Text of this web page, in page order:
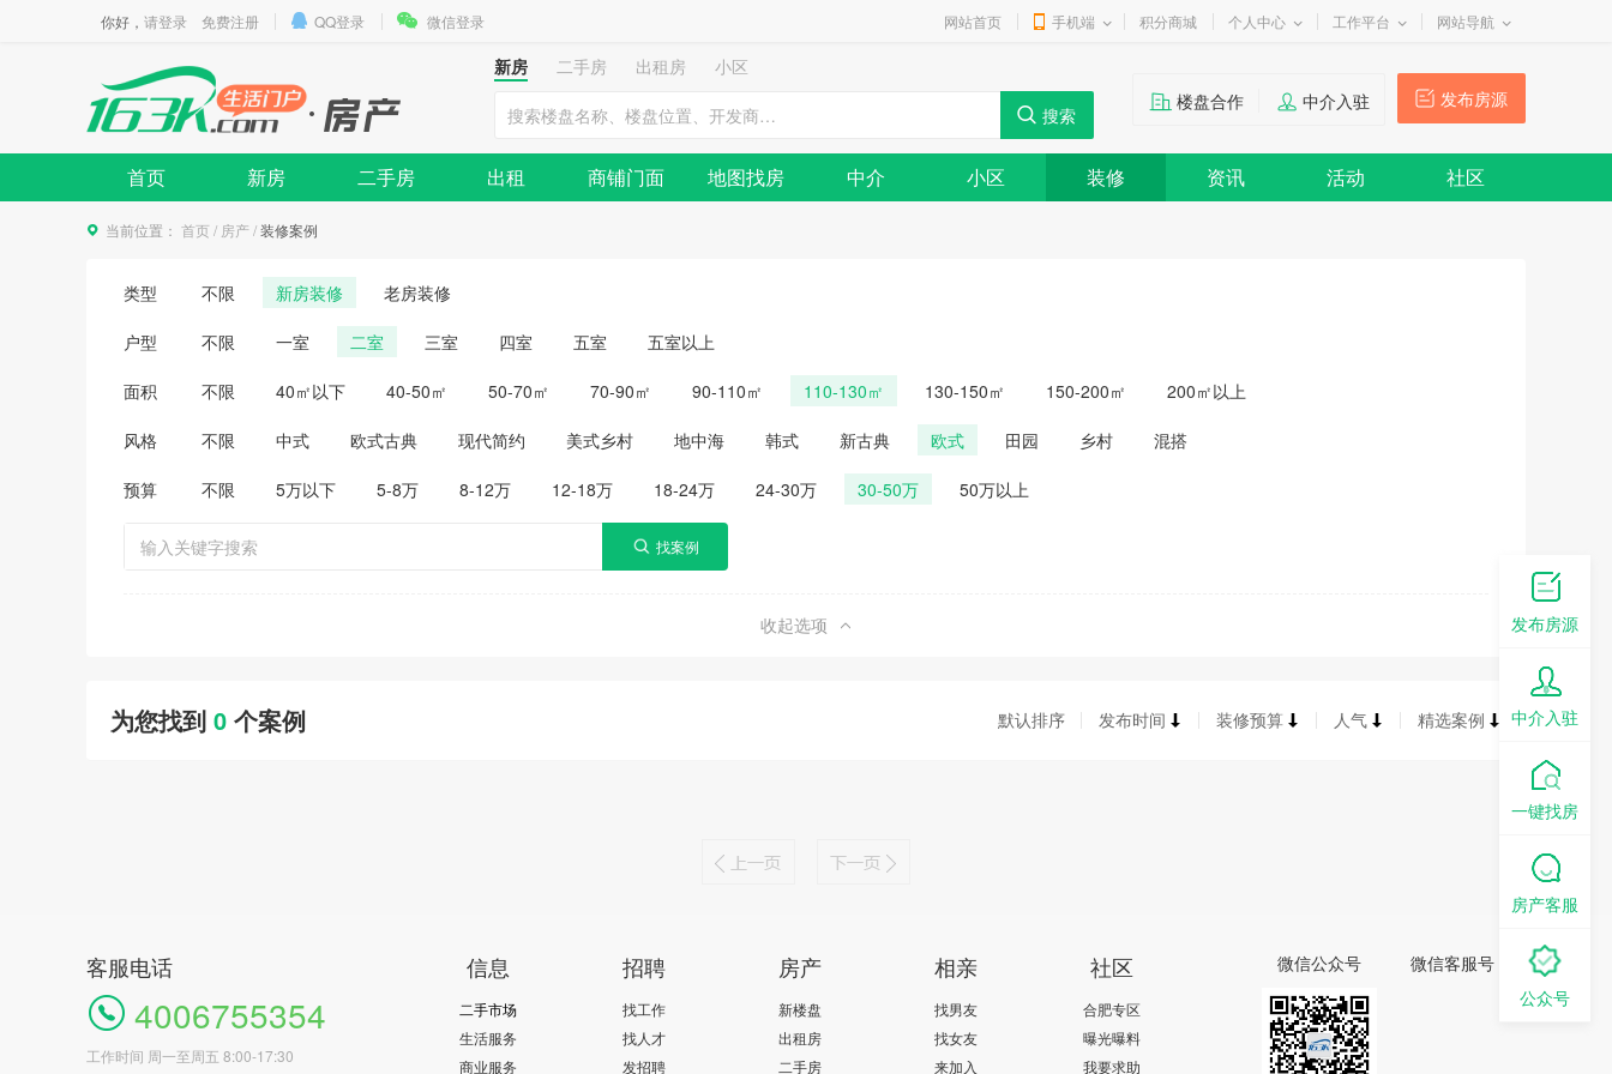
你好， 请登录 免费注册 QQ登录 微信登录 网站首页 手机端 积分商城 个人中心 工作平台 网站导航
新房 二手房 出租房
小区
发布房源
楼盘合作 中介入驻
首页 新房 二手房 出租 商铺门面 地图找房 中介 小区 装修 资讯 活动 社区
当前位置： 首页 / 房产/装修案例
类型 不限 新房装修 老房装修
户型 不限 一室 二室 三室 四室 五室 五室以上
面积 不限 40㎡以下 40-50㎡ 50-70㎡ 70-90㎡ 90-110㎡ 110-130㎡ 130-150㎡ 150-200㎡ 200㎡以上
风格 不限 中式 欧式古典 现代简约 美式乡村 地中海 韩式 新古典 欧式 田园 乡村 混搭
预算 不限 5万以下 5-8万 8-12万 12-18万 18-24万 24-30万 30-50万 50万以上
收起选项
默认排序 发布时间 装修预算 人气 精选案例
为您找到 0 个案例
客服电话
4006755354
工作时间 周一至周五 8:00-17:30
信息
二手市场
生活服务
商业服务
招聘
找工作
找人才
发招聘
房产
新楼盘
出租房
二手房
相亲
找男友
找女友
来加入
社区
合肥专区
曝光曝料
我要求助
微信公众号 微信客服号
发布房源
中介入驻
一键找房
房产客服
公众号